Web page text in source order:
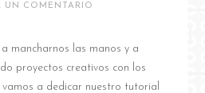
UN COMENTARIO
a mancharnos las manos y a
proyectos creativos con los
vamos a dedicar nuestro tutorial